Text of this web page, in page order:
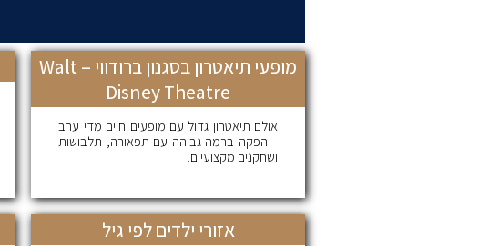
מופעי תיאטרון בסגנון ברודווי – Walt
Disney Theatre
אולם תיאטרון גדול עם מופעים חיים מדי ערב
– הפקה ברמה גבוהה עם תפאורה, תלבושות
ושחקנים מקצועיים.
אזורי ילדים לפי גיל